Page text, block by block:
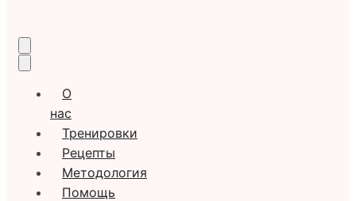
О
нас
Тренировки
Рецепты
Методология
Помощь